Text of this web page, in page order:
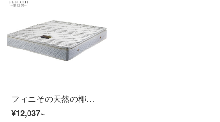
フィニその天然の椰子のマットレス1.5 m/1.8 mのスプリングは軟硬両用のスプリングマットレスとココナッツのマットレス1800*2000 mmを分解して洗うことができます。
¥12,037~